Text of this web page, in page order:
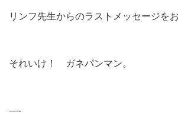
リンフ先生からのラストメッセージを
それいけ！ ガネパンマン。
—-